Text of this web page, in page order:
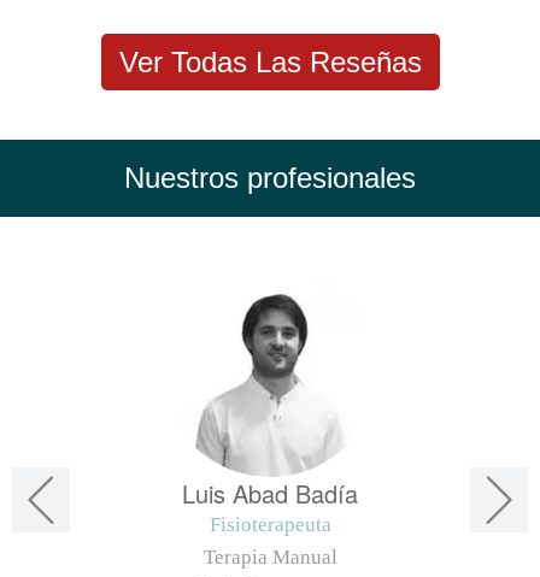
Ver Todas Las Reseñas
Nuestros profesionales
Luis Abad Badía
Fisioterapeuta
Terapia Manual